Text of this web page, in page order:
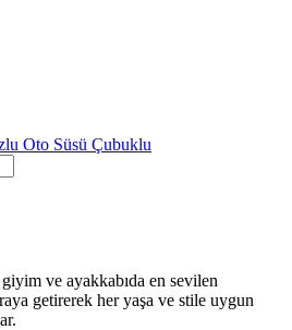
Oto Süsü Çubuklu
ve ayakkabıda en sevilen
getirerek her yaşa ve stile uygun